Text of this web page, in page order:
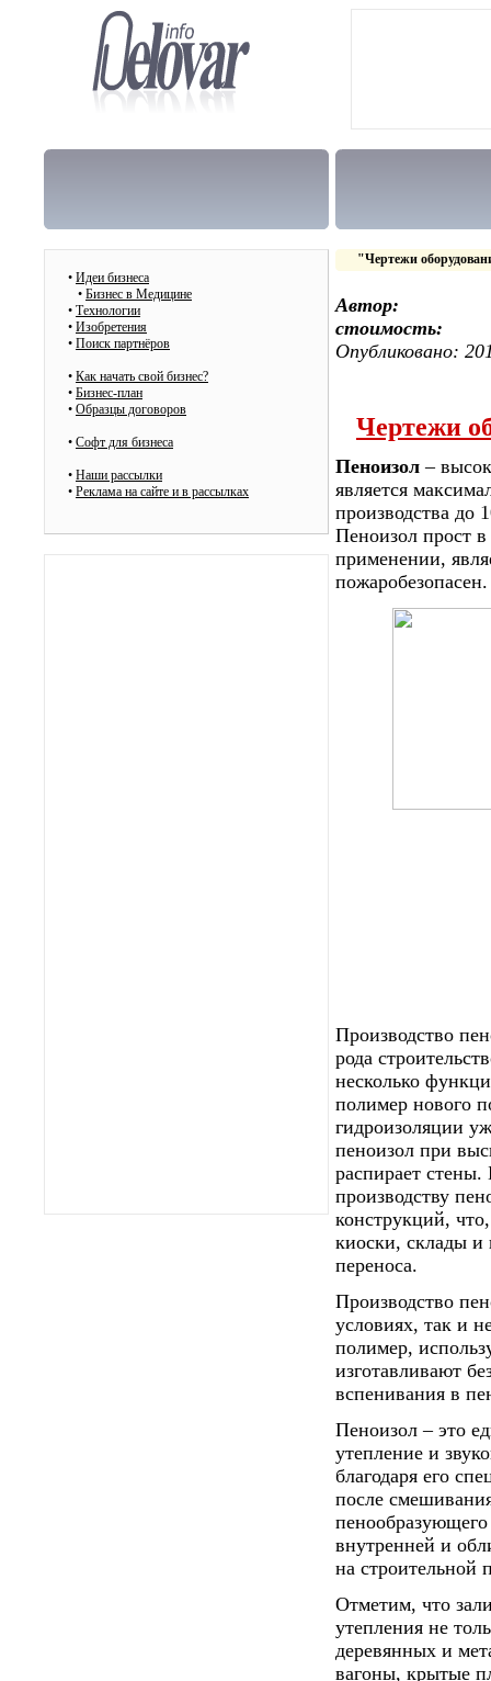
• Идеи бизнеса
• Бизнес в Медицине
• Технологии
• Изобретения
• Поиск партнёров
• Как начать свой бизнес?
• Бизнес-план
• Образцы договоров
• Cофт для бизнеса
• Наши рассылки
• Реклама на сайте и в рассылках
"Чертежи
Автор:
стоимость:
Опубликовано:
Чертежи
Пеноизол –
является
производства до
Пеноизол прост в
применении,
пожаробезопасен.
Производство
рода
несколько
полимер нового
гидроизоляции
пеноизол при
распирает стены.
производству
конструкций,
киоски, склады и
переноса.
Производство
условиях, так и
полимер,
изготавливают
вспенивания в
Пеноизол – это
утепление и
благодаря его
после
внутренней и
на строительной
Отметим, что
утепления не
деревянных и
вагоны, крытые